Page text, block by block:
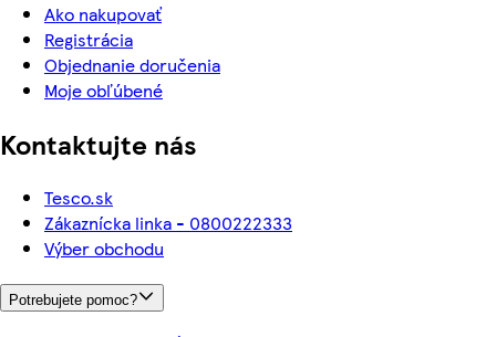
Ako nakupovať
Registrácia
Objednanie doručenia
Moje obľúbené
Kontaktujte nás
Tesco.sk
Zákaznícka linka - 0800222333
Výber obchodu
Potrebujete pomoc?